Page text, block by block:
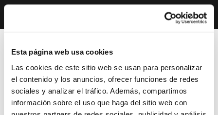
Esta página web usa cookies
Las cookies de este sitio web se usan para personalizar
el contenido y los anuncios, ofrecer funciones de redes
sociales y analizar el tráfico. Además, compartimos
información sobre el uso que haga del sitio web con